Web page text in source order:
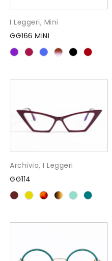
I Leggeri, Mini
GG166 MINI
Archivio, I Leggeri
GG114